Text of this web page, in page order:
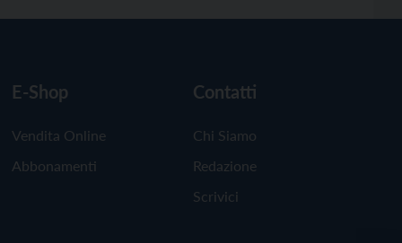
E-Shop
Vendita Online
Abbonamenti
Contatti
Chi Siamo
Redazione
Scrivici